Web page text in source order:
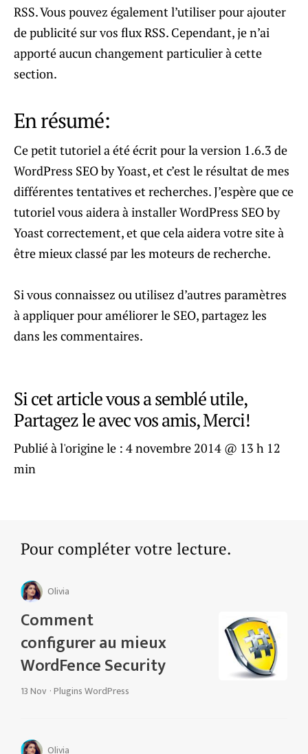
RSS. Vous pouvez également l’utiliser pour ajouter
de publicité sur vos flux RSS. Cependant, je n’ai
apporté aucun changement particulier à cette
section.
En résumé:
Ce petit tutoriel a été écrit pour la version 1.6.3 de
WordPress SEO by Yoast, et c’est le résultat de mes
différentes tentatives et recherches. J’espère que ce
tutoriel vous aidera à installer WordPress SEO by
Yoast correctement, et que cela aidera votre site à
être mieux classé par les moteurs de recherche.
Si vous connaissez ou utilisez d’autres paramètres
à appliquer pour améliorer le SEO, partagez les
dans les commentaires.
Si cet article vous a semblé utile,
Partagez le avec vos amis, Merci!
Publié à l'origine le : 4 novembre 2014 @ 13 h 12
min
Pour compléter votre lecture.
Olivia
Comment
configurer au mieux
WordFence Security
13 Nov ·Plugins WordPress
Olivia